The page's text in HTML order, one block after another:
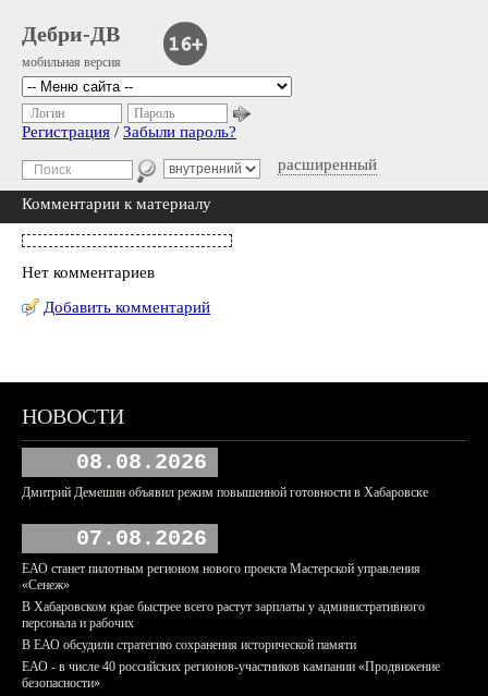
Дебри-ДВ
мобильная версия
расширенный
Логин Пароль
Регистрация / Забыли пароль?
Комментарии к материалу
Нет комментариев
Добавить комментарий
НОВОСТИ
08.08.2026
Дмитрий Демешин объявил режим повышенной готовности в Хабаровске
07.08.2026
ЕАО станет пилотным регионом нового проекта Мастерской управления
«Сенеж»
В Хабаровском крае быстрее всего растут зарплаты у административного
персонала и рабочих
В ЕАО обсудили стратегию сохранения исторической памяти
ЕАО - в числе 40 российских регионов-участников кампании «Продвижение
безопасности»